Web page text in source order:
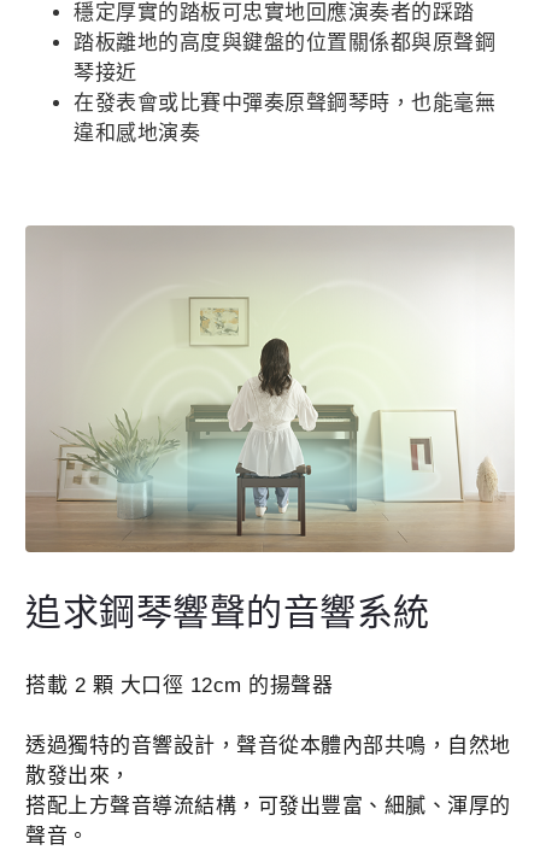
穩定厚實的踏板可忠實地回應演奏者的踩踏
踏板離地的高度與鍵盤的位置關係都與原聲鋼
琴接近
在發表會或比賽中彈奏原聲鋼琴時，也能毫無
違和感地演奏
追求鋼琴響聲的音響系統
搭載 2 顆 大口徑 12cm 的揚聲器
透過獨特的音響設計，聲音從本體內部共鳴，自然地
散發出來，
搭配上方聲音導流結構，可發出豐富、細膩、渾厚的
聲音。